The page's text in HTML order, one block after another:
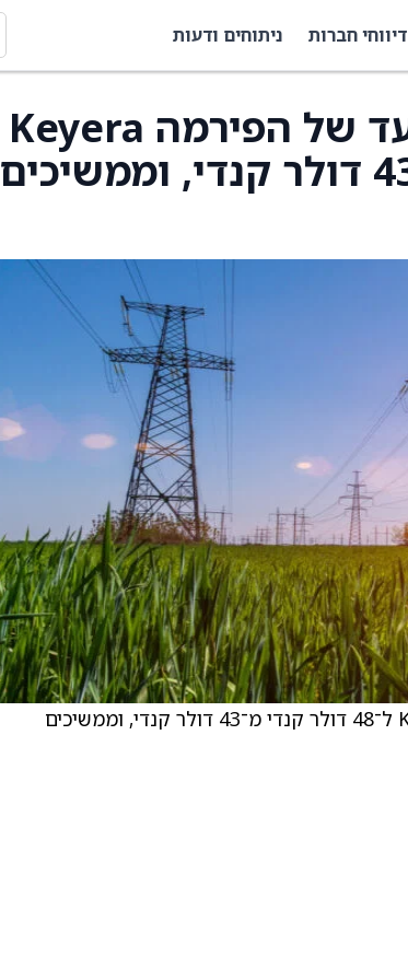
דיווחי חברות ניתוחים ודעות
Barclays העלו את מחיר היעד של הפירמה Keyera
(KEYUF) ל־48 דולר קנדי מ־43 דולר קנדי, וממשיכים
Barclays העלו את מחיר היעד של הפירמה Keyera (KEYUF) ל־48 דולר קנדי מ־43 דולר קנדי, וממשיכים